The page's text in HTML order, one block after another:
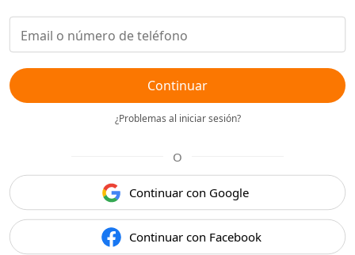
Continuar
¿Problemas al iniciar sesión?
O
Continuar con Google
Continuar con Facebook